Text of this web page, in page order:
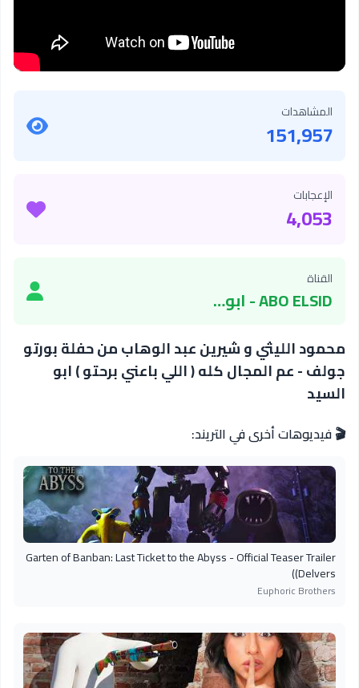
المشاهدات
151,957
الإعجابات
4,053
القناة
ABO ELSID - ابو السيد
محمود الليثي و شيرين عبد الوهاب من حفلة بورتو
جولف - عم المجال كله ( اللي باعني برحتو ) ابو
السيد
🎬 فيديوهات أخرى في التريند:
Garten of Banban: Last Ticket to the Abyss - Official Teaser Trailer
(Delvers)
Euphoric Brothers